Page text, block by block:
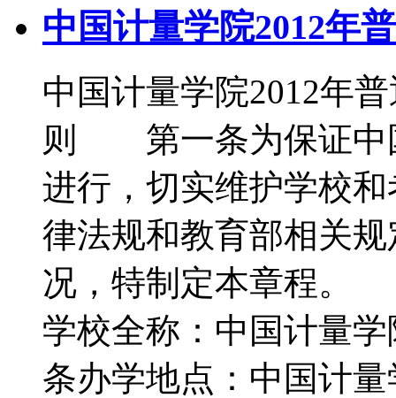
中国计量学院2012年
中国计量学院2012
则 第一条为保证中
进行，切实维护学校
律法规和教育部相关
况，特制定本章程
学校全称：中国计量
条办学地点：中国计